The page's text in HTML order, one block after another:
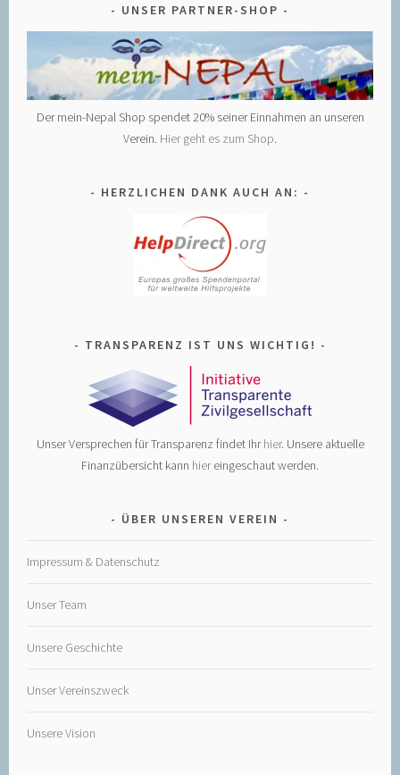
UNSER PARTNER-SHOP
Der mein-Nepal Shop spendet 20% seiner Einnahmen an unseren
Verein. Hier geht es zum Shop.
HERZLICHEN DANK AUCH AN:
TRANSPARENZ IST UNS WICHTIG!
Unser Versprechen für Transparenz findet Ihrhier. Unsere aktuelle
Finanzübersicht kann hiereingeschaut werden.
ÜBER UNSEREN VEREIN
Impressum & Datenschutz
Unser Team
Unsere Geschichte
Unser Vereinszweck
Unsere Vision